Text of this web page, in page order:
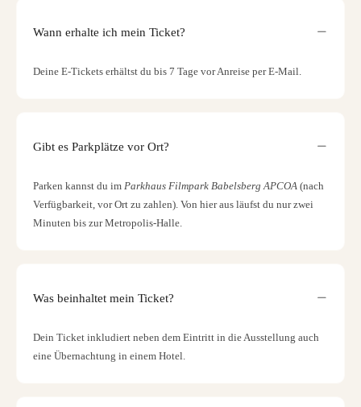
Wann erhalte ich mein Ticket?
Deine E-Tickets erhältst du bis 7 Tage vor Anreise per E-Mail.
Gibt es Parkplätze vor Ort?
Parken kannst du im Parkhaus Filmpark Babelsberg APCOA (nach
Verfügbarkeit, vor Ort zu zahlen). Von hier aus läufst du nur zwei
Minuten bis zur Metropolis-Halle.
Was beinhaltet mein Ticket?
Dein Ticket inkludiert neben dem Eintritt in die Ausstellung auch
eine Übernachtung in einem Hotel.